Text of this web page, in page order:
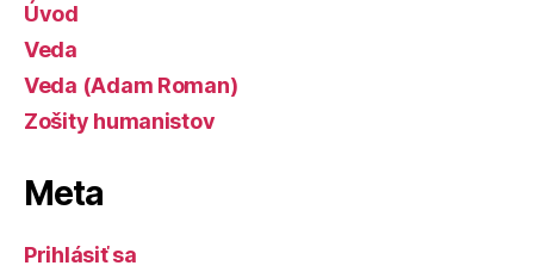
Úvod
Veda
Veda (Adam Roman)
Zošity humanistov
Meta
Prihlásiť sa